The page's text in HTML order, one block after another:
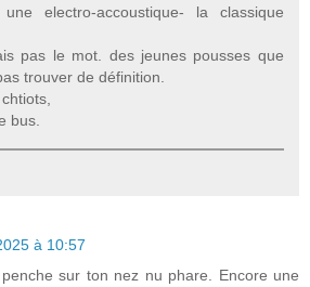
electro-accoustique- la classique
pas le mot. des jeunes pousses que
trouver de définition.
bus.
à 10:57
sur ton nez nu phare. Encore une